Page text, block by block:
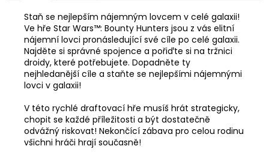
Staň se nejlepším nájemným lovcem v celé galaxii!
Ve hře Star Wars™: Bounty Hunters jsou z vás elitní
nájemní lovci pronásledující své cíle po celé galaxii.
Najděte si správné spojence a pořiďte si na tržnici
droidy, které potřebujete. Dopadněte ty
nejhledanější cíle a staňte se nejlepšími nájemnými
lovci v galaxii!
V této rychlé draftovací hře musíš hrát strategicky,
chopit se každé příležitosti a být dostatečně
odvážný riskovat! Nekončící zábava pro celou rodinu
všichni hráči hrají současně!